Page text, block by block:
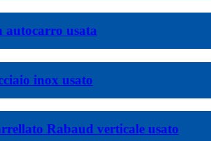
autocarro usata
inox usato
Rabaud verticale usato